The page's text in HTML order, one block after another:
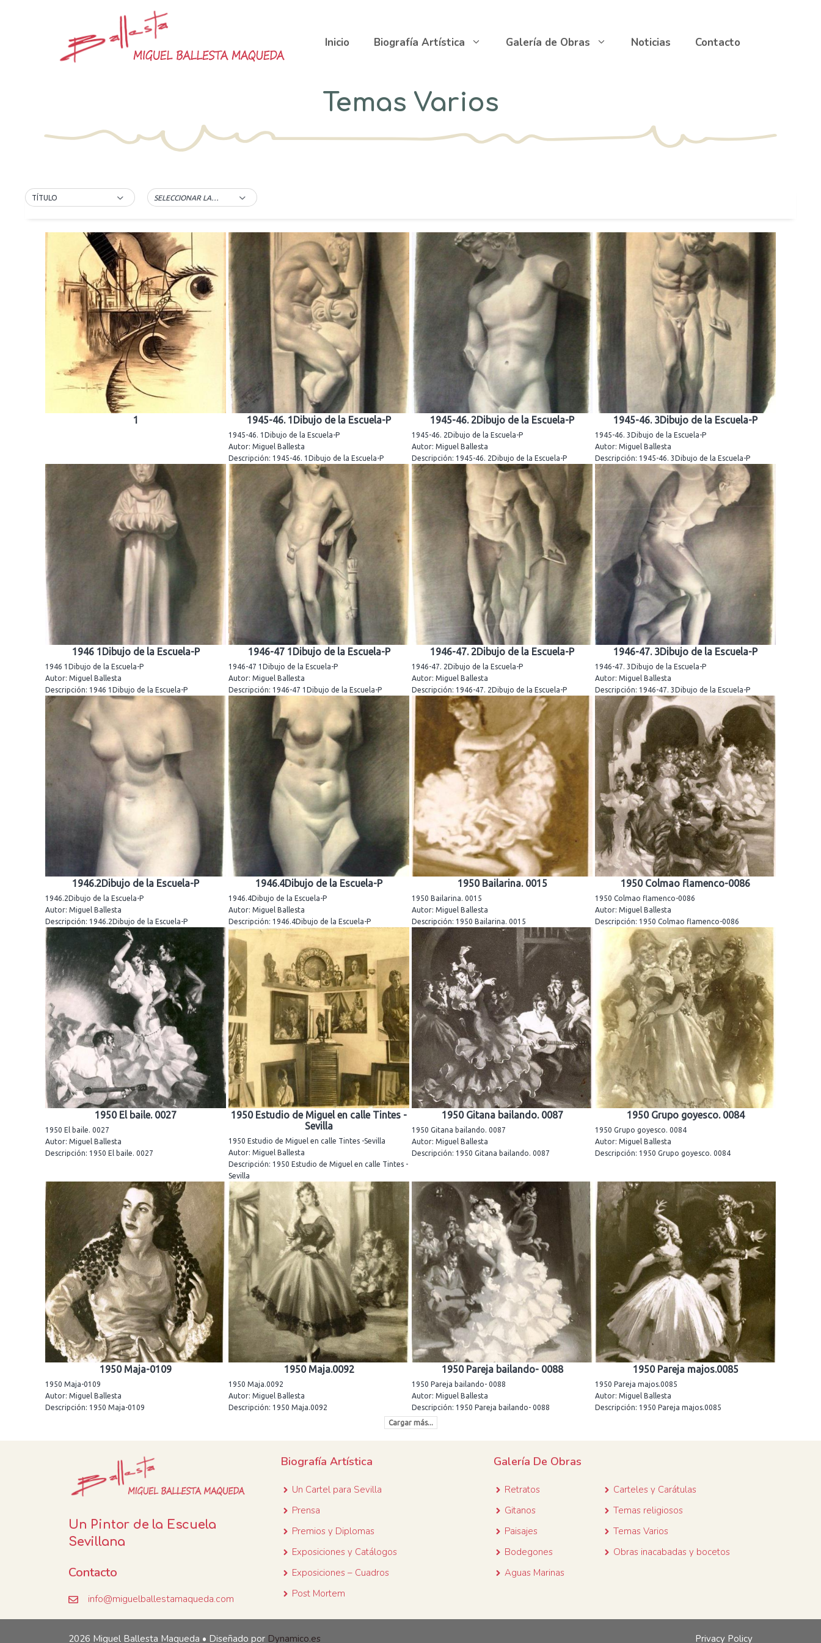
Inicio Biografía Artística Galería de Obras Noticias Contacto
Temas Varios
TÍTULO SELECCIONAR LA ETIQUETA
1 1945-46. 1Dibujo de la Escuela-P
1945-46. 1Dibujo de la Escuela-P
Autor: Miguel Ballesta
Descripción: 1945-46. 1Dibujo de la Escuela-P
1945-46. 2Dibujo de la Escuela-P
1945-46. 2Dibujo de la Escuela-P
Autor: Miguel Ballesta
Descripción: 1945-46. 2Dibujo de la Escuela-P
1945-46. 3Dibujo de la Escuela-P
1945-46. 3Dibujo de la Escuela-P
Autor: Miguel Ballesta
Descripción: 1945-46. 3Dibujo de la Escuela-P
1946 1Dibujo de la Escuela-P
1946 1Dibujo de la Escuela-P
Autor: Miguel Ballesta
Descripción: 1946 1Dibujo de la Escuela-P
1946-47 1Dibujo de la Escuela-P
1946-47 1Dibujo de la Escuela-P
Autor: Miguel Ballesta
Descripción: 1946-47 1Dibujo de la Escuela-P
1946-47. 2Dibujo de la Escuela-P
1946-47. 2Dibujo de la Escuela-P
Autor: Miguel Ballesta
Descripción: 1946-47. 2Dibujo de la Escuela-P
1946-47. 3Dibujo de la Escuela-P
1946-47. 3Dibujo de la Escuela-P
Autor: Miguel Ballesta
Descripción: 1946-47. 3Dibujo de la Escuela-P
1946.2Dibujo de la Escuela-P
1946.2Dibujo de la Escuela-P
Autor: Miguel Ballesta
Descripción: 1946.2Dibujo de la Escuela-P
1946.4Dibujo de la Escuela-P
1946.4Dibujo de la Escuela-P
Autor: Miguel Ballesta
Descripción: 1946.4Dibujo de la Escuela-P
1950 Bailarina. 0015
1950 Bailarina. 0015
Autor: Miguel Ballesta
Descripción: 1950 Bailarina. 0015
1950 Colmao flamenco-0086
1950 Colmao flamenco-0086
Autor: Miguel Ballesta
Descripción: 1950 Colmao flamenco-0086
1950 El baile. 0027
1950 El baile. 0027
Autor: Miguel Ballesta
Descripción: 1950 El baile. 0027
1950 Estudio de Miguel en calle Tintes -
Sevilla
1950 Estudio de Miguel en calle Tintes -Sevilla
Autor: Miguel Ballesta
Descripción: 1950 Estudio de Miguel en calle Tintes -
Sevilla
1950 Gitana bailando. 0087
1950 Gitana bailando. 0087
Autor: Miguel Ballesta
Descripción: 1950 Gitana bailando. 0087
1950 Grupo goyesco. 0084
1950 Grupo goyesco. 0084
Autor: Miguel Ballesta
Descripción: 1950 Grupo goyesco. 0084
1950 Maja-0109
1950 Maja-0109
Autor: Miguel Ballesta
Descripción: 1950 Maja-0109
1950 Maja.0092
1950 Maja.0092
Autor: Miguel Ballesta
Descripción: 1950 Maja.0092
1950 Pareja bailando- 0088
1950 Pareja bailando- 0088
Autor: Miguel Ballesta
Descripción: 1950 Pareja bailando- 0088
1950 Pareja majos.0085
1950 Pareja majos.0085
Autor: Miguel Ballesta
Descripción: 1950 Pareja majos.0085
Cargar más...
Un Pintor de la Escuela
Sevillana
Contacto
info@miguelballestamaqueda.com
Biografía Artística
Un Cartel para Sevilla
Prensa
Premios y Diplomas
Exposiciones y Catálogos
Exposiciones – Cuadros
Post Mortem
Galería De Obras
Retratos
Gitanos
Paisajes
Bodegones
Aguas Marinas
Carteles y Carátulas
Temas religiosos
Temas Varios
Obras inacabadas y bocetos
2026 Miguel Ballesta Maqueda • Diseñado por Dynamico.es Privacy Policy